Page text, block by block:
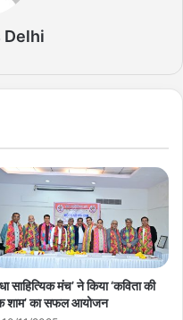
Delhi
साहित्यिक मंच’ ने किया ‘कविता की
शाम’ का सफल आयोजन